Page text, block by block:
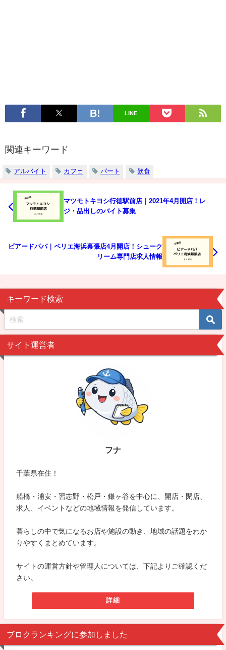
LINE
関連キーワード
アルバイト カフェ パート 飲食
マツモトキヨシ行徳駅前店｜2021年4月開店！レ
ジ・品出しのバイト募集
ビアードパパ｜ペリエ海浜幕張店4月開店！シューク
リーム専門店求人情報
キーワード検索
サイト運営者
フナ
千葉県在住！
船橋・浦安・習志野・松戸・鎌ヶ谷を中心に、開店・閉店、
求人、イベントなどの地域情報を発信しています。
暮らしの中で気になるお店や施設の動き、地域の話題をわか
りやすくまとめています。
サイトの運営方針や管理人については、下記よりご確認くだ
さい。
詳細
ブロクランキングに参加しました